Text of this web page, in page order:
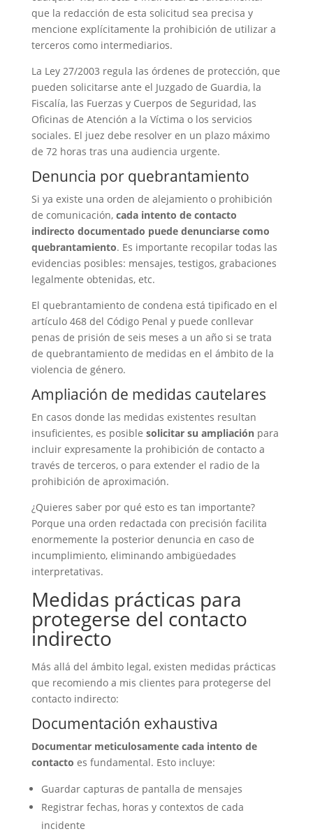
que la redacción de esta solicitud sea precisa y
mencione explícitamente la prohibición de utilizar a
terceros como intermediarios.
La Ley 27/2003 regula las órdenes de protección, que
pueden solicitarse ante el Juzgado de Guardia, la
Fiscalía, las Fuerzas y Cuerpos de Seguridad, las
Oficinas de Atención a la Víctima o los servicios
sociales. El juez debe resolver en un plazo máximo
de 72 horas tras una audiencia urgente.
Denuncia por quebrantamiento
Si ya existe una orden de alejamiento o prohibición
de comunicación, cada intento de contacto
indirecto documentado puede denunciarse como
quebrantamiento. Es importante recopilar todas las
evidencias posibles: mensajes, testigos, grabaciones
legalmente obtenidas, etc.
El quebrantamiento de condena está tipificado en el
artículo 468 del Código Penal y puede conllevar
penas de prisión de seis meses a un año si se trata
de quebrantamiento de medidas en el ámbito de la
violencia de género.
Ampliación de medidas cautelares
En casos donde las medidas existentes resultan
insuficientes, es posible solicitar su ampliaciónpara
incluir expresamente la prohibición de contacto a
través de terceros, o para extender el radio de la
prohibición de aproximación.
¿Quieres saber por qué esto es tan importante?
Porque una orden redactada con precisión facilita
enormemente la posterior denuncia en caso de
incumplimiento, eliminando ambigüedades
interpretativas.
Medidas prácticas para
protegerse del contacto
indirecto
Más allá del ámbito legal, existen medidas prácticas
que recomiendo a mis clientes para protegerse del
contacto indirecto:
Documentación exhaustiva
Documentar meticulosamente cada intento de
contacto es fundamental. Esto incluye:
Guardar capturas de pantalla de mensajes
Registrar fechas, horas y contextos de cada
incidente